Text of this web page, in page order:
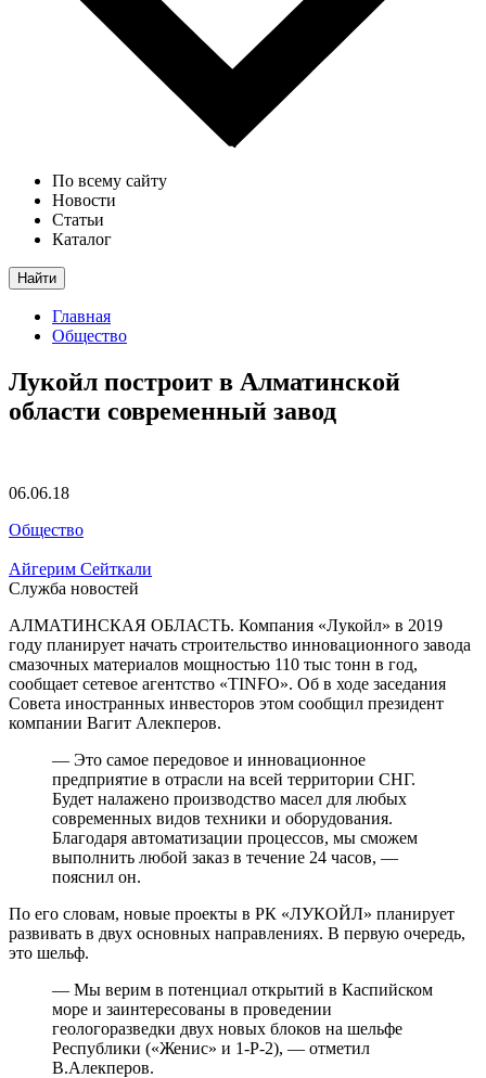
По всему сайту
Новости
Статьи
Каталог
Найти
Главная
Общество
Лукойл построит в Алматинской
области современный завод
06.06.18
Общество
Айгерим Сейткали
Служба новостей
АЛМАТИНСКАЯ ОБЛАСТЬ. Компания «Лукойл» в 2019
году планирует начать строительство инновационного завода
смазочных материалов мощностью 110 тыс тонн в год,
сообщает сетевое агентство «TINFO». Об в ходе заседания
Совета иностранных инвесторов этом сообщил президент
компании Вагит Алекперов.
— Это самое передовое и инновационное
предприятие в отрасли на всей территории СНГ.
Будет налажено производство масел для любых
современных видов техники и оборудования.
Благодаря автоматизации процессов, мы сможем
выполнить любой заказ в течение 24 часов, —
пояснил он.
По его словам, новые проекты в РК «ЛУКОЙЛ» планирует
развивать в двух основных направлениях. В первую очередь,
это шельф.
— Мы верим в потенциал открытий в Каспийском
море и заинтересованы в проведении
геологоразведки двух новых блоков на шельфе
Республики («Женис» и 1-Р-2), — отметил
В.Алекперов.